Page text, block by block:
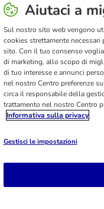
per
Aiutaci a
Sul nostro sito web vengono
cookies strettamente
sito. Con il tuo consenso
di marketing, allo scopo di
di tuo interesse e annunci
nel nostro Centro preferenze
circa il responsabile della
trattamento nel nostro Centro
Informativa sulla privacy
Gestisci le impostazioni